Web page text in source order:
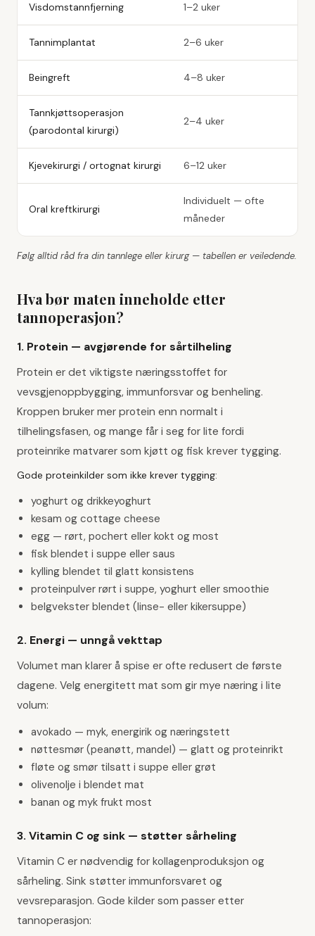
Visdomstannfjerning 1–2 uker
Tannimplantat 2–6 uker
Beingreft 4–8 uker
Tannkjøttsoperasjon
(parodontal kirurgi)
2–4 uker
Kjevekirurgi / ortognat kirurgi 6–12 uker
Oral kreftkirurgi
Individuelt — ofte
måneder
Følg alltid råd fra din tannlege eller kirurg — tabellen er veiledende.
Hva bør maten inneholde etter
tannoperasjon?
1. Protein — avgjørende for sårtilheling
Protein er det viktigste næringsstoffet for
vevsgjenoppbygging, immunforsvar og benheling.
Kroppen bruker mer protein enn normalt i
tilhelingsfasen, og mange får i seg for lite fordi
proteinrike matvarer som kjøtt og fisk krever tygging.
Gode proteinkilder som ikke krever tygging:
yoghurt og drikkeyoghurt
kesam og cottage cheese
egg — rørt, pochert eller kokt og most
fisk blendet i suppe eller saus
kylling blendet til glatt konsistens
proteinpulver rørt i suppe, yoghurt eller smoothie
belgvekster blendet (linse- eller kikersuppe)
2. Energi — unngå vekttap
Volumet man klarer å spise er ofte redusert de første
dagene. Velg energitett mat som gir mye næring i lite
volum:
avokado — myk, energirik og næringstett
nøttesmør (peanøtt, mandel) — glatt og proteinrikt
fløte og smør tilsatt i suppe eller grøt
olivenolje i blendet mat
banan og myk frukt most
3. Vitamin C og sink — støtter sårheling
Vitamin C er nødvendig for kollagenproduksjon og
sårheling. Sink støtter immunforsvaret og
vevsreparasjon. Gode kilder som passer etter
tannoperasjon: